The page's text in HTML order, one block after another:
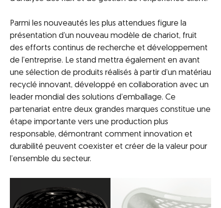
Parmi les nouveautés les plus attendues figure la
présentation d’un nouveau modèle de chariot, fruit
des efforts continus de recherche et développement
de l’entreprise. Le stand mettra également en avant
une sélection de produits réalisés à partir d’un matériau
recyclé innovant, développé en collaboration avec un
leader mondial des solutions d’emballage. Ce
partenariat entre deux grandes marques constitue une
étape importante vers une production plus
responsable, démontrant comment innovation et
durabilité peuvent coexister et créer de la valeur pour
l’ensemble du secteur.